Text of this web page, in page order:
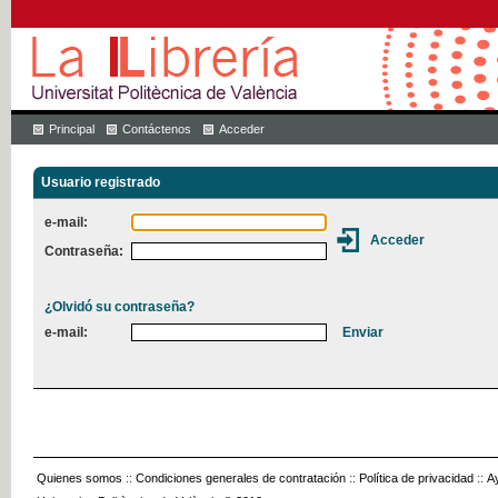
Principal Contáctenos Acceder
Usuario registrado
e-mail:
Contraseña:
¿Olvidó su contraseña?
e-mail:
Quienes somos :: Condiciones generales de contratación :: Política de privacidad ::